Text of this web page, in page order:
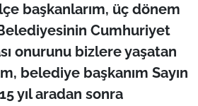
başkanlarım, üç dönem
Cumhuriyet
onurunu bizlere yaşatan
belediye başkanım Sayın
yıl aradan sonra